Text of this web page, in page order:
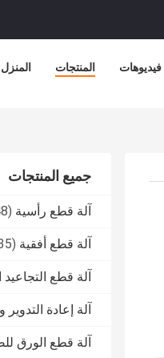
المنزل المنتجات فيديوهات
جميع المنتجات
آلة قطع رأسية (48)
آلة قطع أفقية (35)
آلة قطع
آلة إعادة
آلة قطع الورق